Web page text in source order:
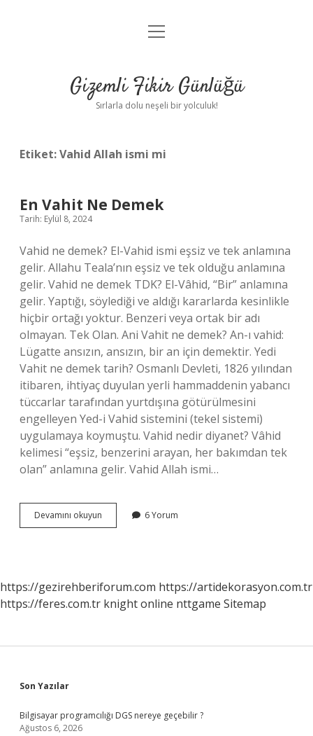
Anasayfa
Yasal Uyarı
menüyü
Gizemli Fikir Günlüğü
Sırlarla dolu neşeli bir yolculuk!
Etiket:Vahid Allah ismi mi
En Vahit Ne Demek
Tarih: Eylül 8, 2024
Vahid ne demek? El-Vahid ismi eşsiz ve tek anlamına
gelir. Allahu Teala’nın eşsiz ve tek olduğu anlamına
gelir. Vahid ne demek TDK? El-Vâhid, “Bir” anlamına
gelir. Yaptığı, söylediği ve aldığı kararlarda kesinlikle
hiçbir ortağı yoktur. Benzeri veya ortak bir adı
olmayan. Tek Olan. Ani Vahit ne demek? An-ı vahid:
Lügatte ansızın, ansızın, bir an için demektir. Yedi
Vahit ne demek tarih? Osmanlı Devleti, 1826 yılından
itibaren, ihtiyaç duyulan yerli hammaddenin yabancı
tüccarlar tarafından yurtdışına götürülmesini
engelleyen Yed-i Vahid sistemini (tekel sistemi)
uygulamaya koymuştu. Vahid nedir diyanet? Vâhid
kelimesi “eşsiz, benzerini arayan, her bakımdan tek
olan” anlamına gelir. Vahid Allah ismi…
Devamını okuyun
Vahit
6 Yorum
https://gezirehberiforum.com https://artidekorasyon.com.tr
https://feres.com.tr knight online nttgame Sitemap
Sidebar
Son Yazılar
Bilgisayar programcılığı DGS nereye geçebilir ?
Ağustos 6, 2026